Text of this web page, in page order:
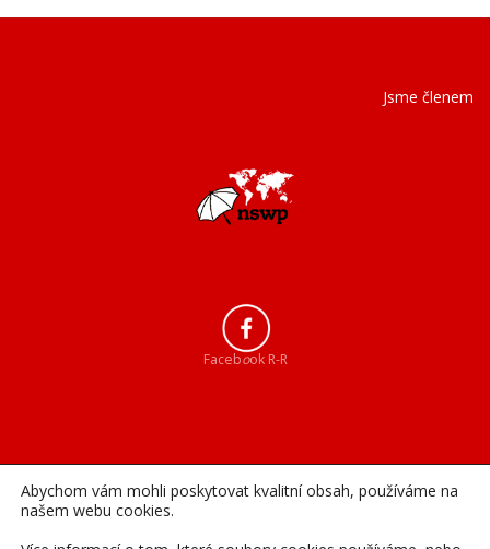
Jsme členem
Facebook R-R
Abychom vám mohli poskytovat kvalitní obsah, používáme na
našem webu cookies.